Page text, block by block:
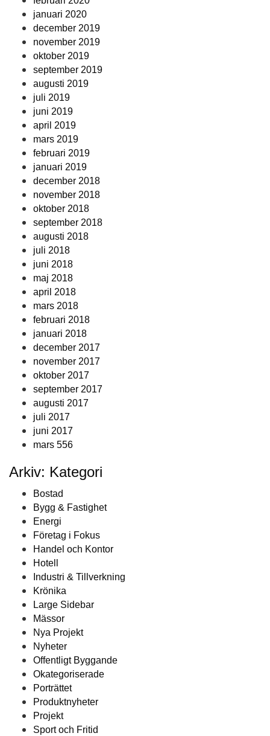
januari 2020
december 2019
november 2019
oktober 2019
september 2019
augusti 2019
juli 2019
juni 2019
april 2019
mars 2019
februari 2019
januari 2019
december 2018
november 2018
oktober 2018
september 2018
augusti 2018
juli 2018
juni 2018
maj 2018
april 2018
mars 2018
februari 2018
januari 2018
december 2017
november 2017
oktober 2017
september 2017
augusti 2017
juli 2017
juni 2017
mars 556
Arkiv: Kategori
Bostad
Bygg & Fastighet
Energi
Företag i Fokus
Handel och Kontor
Hotell
Industri & Tillverkning
Krönika
Large Sidebar
Mässor
Nya Projekt
Nyheter
Offentligt Byggande
Okategoriserade
Porträttet
Produktnyheter
Projekt
Sport och Fritid